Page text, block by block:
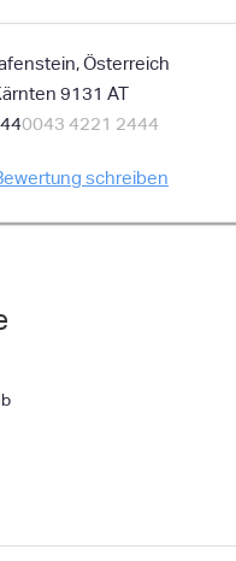
Österreich
9131 AT
0043 4221 2444
schreiben